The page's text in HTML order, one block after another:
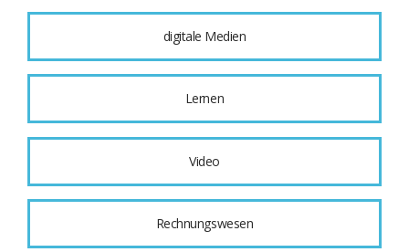
digitale Medien
Lernen
Video
Rechnungswesen